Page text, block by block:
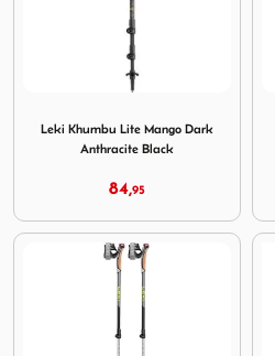
Leki Khumbu Lite Mango Dark
Anthracite Black
84,95